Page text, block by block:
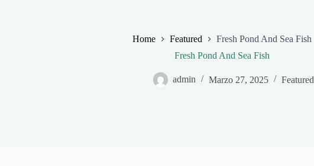
Home Featured
Fresh Pond And Sea Fish
Fresh Pond And Sea Fish
admin Marzo 27, 2025 Featured